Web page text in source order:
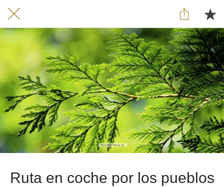
Ruta en coche por los pueblos